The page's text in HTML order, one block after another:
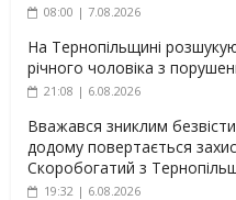
08:00 | 7.08.2026
На Тернопільщині
річного чоловіка з
21:08 | 6.08.2026
Вважався зниклим
додому повертається
Скоробогатий з
19:32 | 6.08.2026